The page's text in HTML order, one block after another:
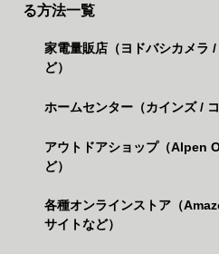
る方法一覧
家電量販店（ヨドバシカメラ
ど）
ホームセンター（カインズ / コ
アウトドアショップ（Alpen
ど）
各種オンラインストア（
サイトなど）